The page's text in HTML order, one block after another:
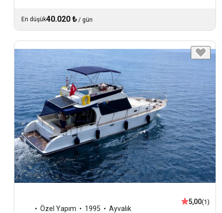
En düşük40.020 ₺ / gün
Özel Yapım 1995 Ayvalık
5,00(1)